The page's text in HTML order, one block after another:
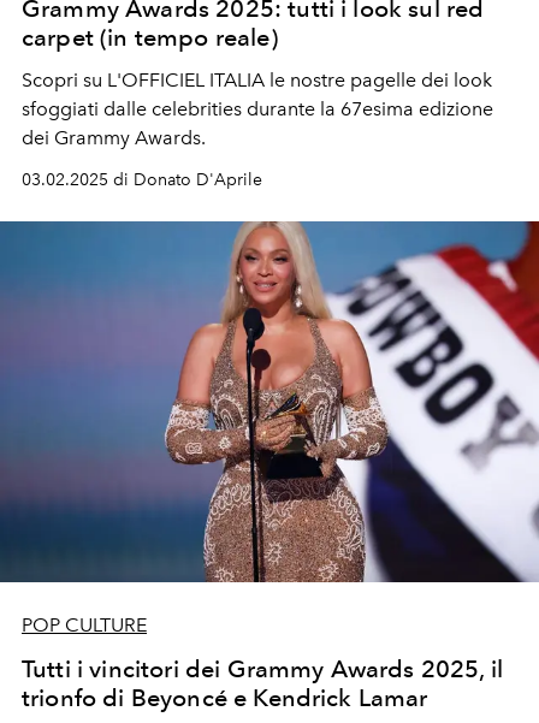
Grammy Awards 2025: tutti i look sul red
carpet (in tempo reale)
Scopri su L'OFFICIEL ITALIA le nostre pagelle dei look
sfoggiati dalle celebrities durante la 67esima edizione
dei Grammy Awards.
03.02.2025 di Donato D'Aprile
POP CULTURE
Tutti i vincitori dei Grammy Awards 2025, il
trionfo di Beyoncé e Kendrick Lamar